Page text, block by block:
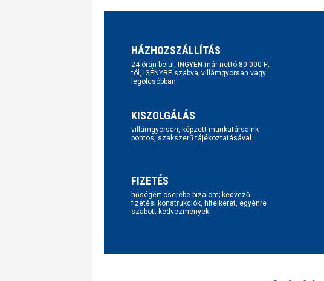
HÁZHOZSZÁLLÍTÁS
24 órán belül, INGYEN már nettó 80.000 Ft-
tól, IGÉNYRE szabva; villámgyorsan vagy
legolcsóbban
KISZOLGÁLÁS
villámgyorsan, képzett munkatársaink
pontos, szakszerű tájékoztatásával
FIZETÉS
hűségért cserébe bizalom; kedvező
fizetési konstrukciók, hitelkeret, egyénre
szabott kedvezmények